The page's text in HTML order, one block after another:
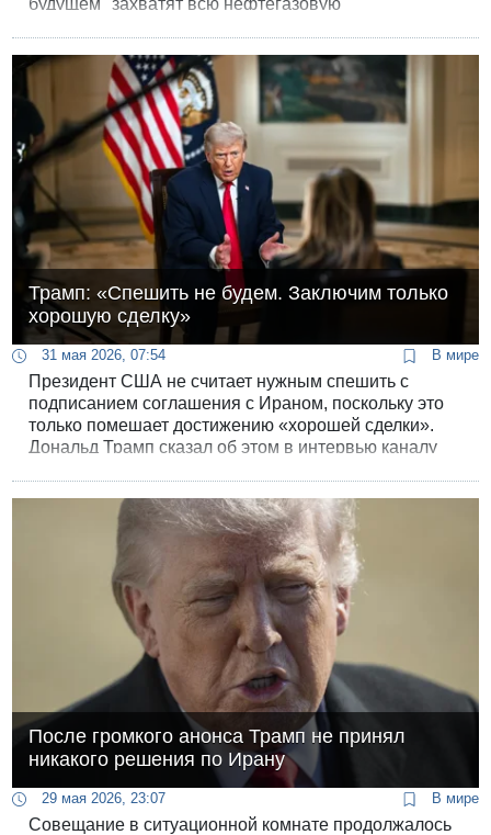
будущем" захватят всю нефтегазовую
Трамп: «Спешить не будем. Заключим только
хорошую сделку»
31 мая 2026, 07:54 В мире
Президент США не считает нужным спешить с
подписанием соглашения с Ираном, поскольку это
только помешает достижению «хорошей сделки».
Дональд Трамп сказал об этом в интервью каналу
После громкого анонса Трамп не принял
никакого решения по Ирану
29 мая 2026, 23:07 В мире
Совещание в ситуационной комнате продолжалось